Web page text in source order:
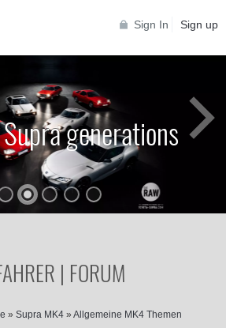
Sign In Sign up
Supra generations
| FORUM
» Supra MK4 » Allgemeine MK4 Themen